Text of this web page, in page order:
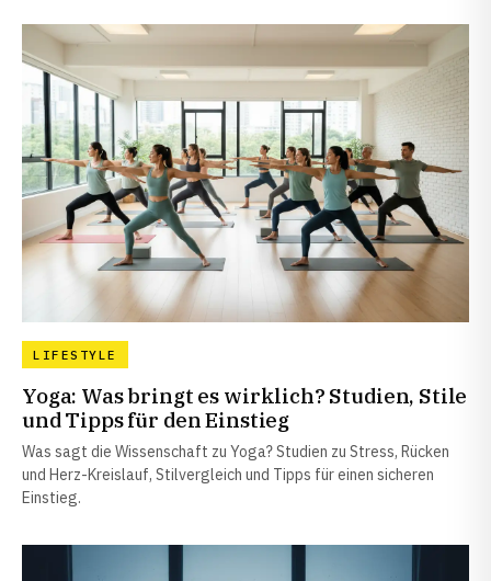
LIFESTYLE
Yoga: Was bringt es wirklich? Studien, Stile
und Tipps für den Einstieg
Was sagt die Wissenschaft zu Yoga? Studien zu Stress, Rücken
und Herz-Kreislauf, Stilvergleich und Tipps für einen sicheren
Einstieg.